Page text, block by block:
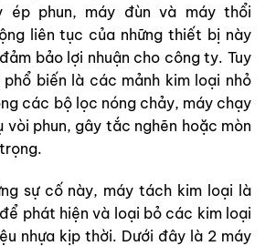
ép phun, máy đùn và máy thổi
liên tục của những thiết bị này
bảo lợi nhuận cho công ty. Tuy
biến là các mảnh kim loại nhỏ
các bộ lọc nóng chảy, máy chạy
vòi phun, gây tắc nghẽn hoặc mòn
sự cố này, máy tách kim loại là
phát hiện và loại bỏ các kim loại
nhựa kịp thời. Dưới đây là 2 máy